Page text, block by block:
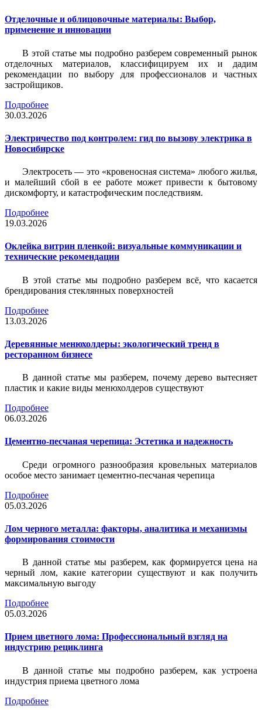
Отделочные и облицовочные материалы: Выбор,
применение и инновации
В этой статье мы подробно разберем современный рынок
отделочных материалов, классифицируем их и дадим
рекомендации по выбору для профессионалов и частных
застройщиков.
Подробнее
30.03.2026
Электричество под контролем: гид по вызову электрика в
Новосибирске
Электросеть — это «кровеносная система» любого жилья,
и малейший сбой в ее работе может привести к бытовому
дискомфорту, и катастрофическим последствиям.
Подробнее
19.03.2026
Оклейка витрин пленкой: визуальные коммуникации и
технические рекомендации
В этой статье мы подробно разберем всё, что касается
брендирования стеклянных поверхностей
Подробнее
13.03.2026
Деревянные менюхолдеры: экологический тренд в
ресторанном бизнесе
В данной статье мы разберем, почему дерево вытесняет
пластик и какие виды менюхолдеров существуют
Подробнее
06.03.2026
Цементно-песчаная черепица: Эстетика и надежность
Среди огромного разнообразия кровельных материалов
особое место занимает цементно-песчаная черепица
Подробнее
05.03.2026
Лом черного металла: факторы, аналитика и механизмы
формирования стоимости
В данной статье мы разберем, как формируется цена на
черный лом, какие категории существуют и как получить
максимальную выгоду
Подробнее
05.03.2026
Прием цветного лома: Профессиональный взгляд на
индустрию рециклинга
В данной статье мы подробно разберем, как устроена
индустрия приема цветного лома
Подробнее